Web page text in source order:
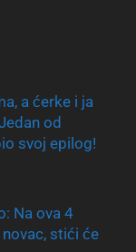
a ćerke i ja
od
svoj epilog!
Na ova 4
stići će